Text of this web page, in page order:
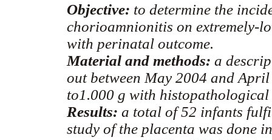
Objective: to determine the
chorioamnionitis on extremely-
with perinatal outcome.
Material and methods: a
out between May 2004 and
to1.000 g with
Results: a total of 52 infants
study of the placenta was done